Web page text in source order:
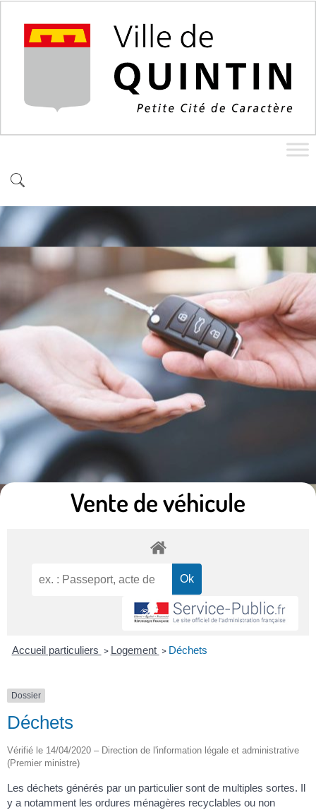
Vente de véhicule
Accueil particuliers > Logement > Déchets
Dossier
Déchets
Vérifié le 14/04/2020 – Direction de l'information légale et administrative
(Premier ministre)
Les déchets générés par un particulier sont de multiples sortes. Il
y a notamment les ordures ménagères recyclables ou non